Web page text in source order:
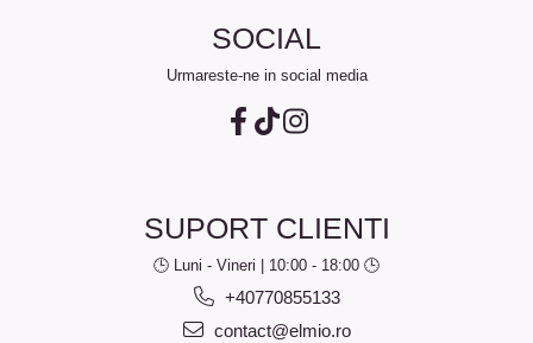
SOCIAL
Urmareste-ne in social media
SUPORT CLIENTI
🕒 Luni - Vineri | 10:00 - 18:00 🕒
+40770855133
contact@elmio.ro